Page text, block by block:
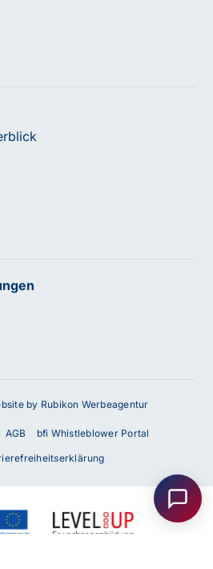
benötigen Sie
für Sie da! Nehmen Sie jetzt
freuen uns auf Ihre Anfrage.
by Rubikon Werbeagentur
AGB bfi Whistleblower Portal